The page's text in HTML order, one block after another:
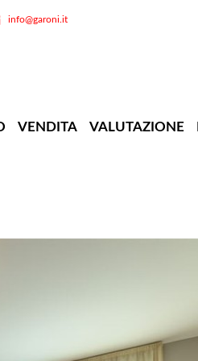
info@garoni.it
VENDITA VALUTAZIONE